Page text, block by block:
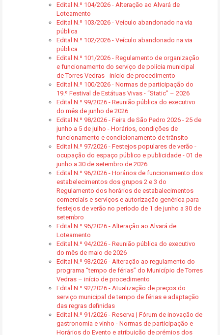
Edital N.º 104/2026 - Alteração ao Alvará de
Loteamento
Edital N.º 103/2026 - Veículo abandonado na via
pública
Edital N.º 102/2026 - Veículo abandonado na via
pública
Edital N.º 101/2026 - Regulamento de organização
e funcionamento do serviço de polícia municipal
de Torres Vedras - início de procedimento
Edital N.º 100/2026 - Normas de participação do
19.º Festival de Estátuas Vivas - “Static” – 2026
Edital N.º 99/2026 - Reunião pública do executivo
do mês de junho de 2026
Edital N.º 98/2026 - Feira de São Pedro 2026 - 25 de
junho a 5 de julho - Horários, condições de
funcionamento e condicionamento de trânsito
Edital N.º 97/2026 - Festejos populares de verão -
ocupação do espaço público e publicidade - 01 de
junho a 30 de setembro de 2026
Edital N.º 96/2026 - Horários de funcionamento dos
estabelecimentos dos grupos 2 e 3 do
Regulamento dos horários de estabalecimentos
comerciais e serviços e autorização genérica para
festejos de verão no período de 1 de junho a 30 de
setembro
Edital N.º 95/2026 - Alteração ao Alvará de
Loteamento
Edital N.º 94/2026 - Reunião pública do executivo
do mês de maio de 2026
Edital N.º 93/2026 - Alteração ao regulamento do
programa “tempo de férias” do Município de Torres
Vedras – início de procedimento
Edital N.º 92/2026 - Atualização de preços do
serviço municipal de tempo de férias e adaptação
das regras definidas
Edital N.º 91/2026 - Reserva | Fórum de inovação de
gastronomia e vinho - Normas de participação e
Horários do Evento e atribuição de prémios dos